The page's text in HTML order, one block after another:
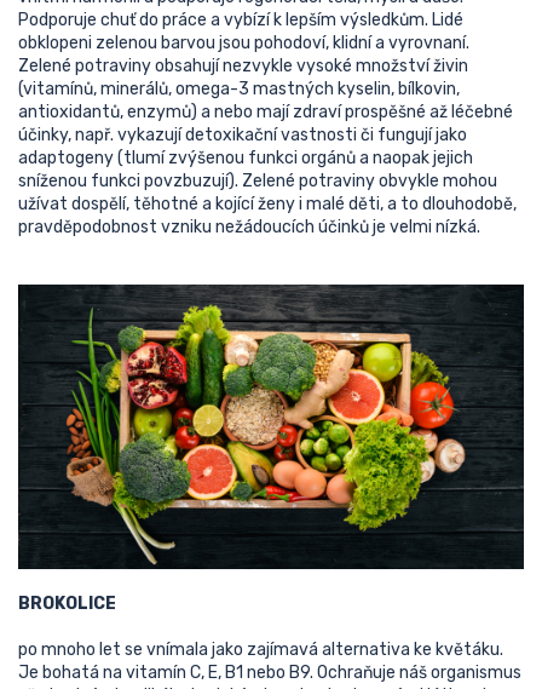
Podporuje chuť do práce a vybízí k lepším výsledkům. Lidé
obklopeni zelenou barvou jsou pohodoví, klidní a vyrovnaní.
Zelené potraviny obsahují nezvykle vysoké množství živin
(vitamínů, minerálů, omega-3 mastných kyselin, bílkovin,
antioxidantů, enzymů) a nebo mají zdraví prospěšné až léčebné
účinky, např. vykazují detoxikační vastnosti či fungují jako
adaptogeny (tlumí zvýšenou funkci orgánů a naopak jejich
sníženou funkci povzbuzují). Zelené potraviny obvykle mohou
užívat dospělí, těhotné a kojící ženy i malé děti, a to dlouhodobě,
pravděpodobnost vzniku nežádoucích účinků je velmi nízká.
BROKOLICE
po mnoho let se vnímala jako zajímavá alternativa ke květáku.
Je bohatá na vitamín C, E, B1 nebo B9. Ochraňuje náš organismus